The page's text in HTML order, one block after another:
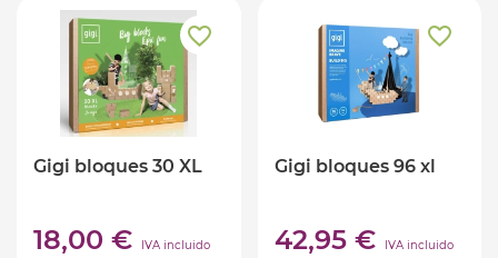
Gigi bloques 30 XL
18,00 € IVA incluido
Gigi bloques 96 xl
42,95 € IVA incluido